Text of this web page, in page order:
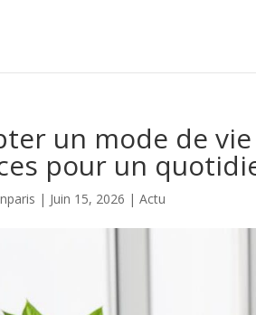
un mode de
pour un
| Juin 15, 2026 |Actu